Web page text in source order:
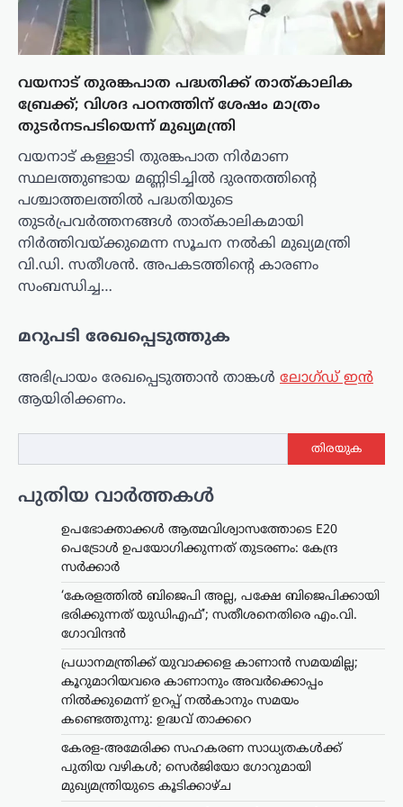
വയനാട് തുരങ്കപാത പദ്ധതിക്ക് താത്കാലിക
ബ്രേക്ക്; വിശദ പഠനത്തിന് ശേഷം മാത്രം
തുടർനടപടിയെന്ന് മുഖ്യമന്ത്രി
വയനാട് കള്ളാടി തുരങ്കപാത നിർമാണ
സ്ഥലത്തുണ്ടായ മണ്ണിടിച്ചിൽ ദുരന്തത്തിന്റെ
പശ്ചാത്തലത്തിൽ പദ്ധതിയുടെ
തുടർപ്രവർത്തനങ്ങൾ താത്കാലികമായി
നിർത്തിവയ്ക്കുമെന്ന സൂചന നൽകി മുഖ്യമന്ത്രി
വി.ഡി. സതീശൻ. അപകടത്തിന്റെ കാരണം
സംബന്ധിച്ച…
മറുപടി രേഖപ്പെടുത്തുക
അഭിപ്രായം രേഖപ്പെടുത്താ‍ൻ താങ്കൾ ലോഗ്ഡ് ഇൻ
ആയിരിക്കണം.
തിരയുക
പുതിയ വാർത്തകൾ
ഉപഭോക്താക്കൾ ആത്മവിശ്വാസത്തോടെ E20
പെട്രോൾ ഉപയോഗിക്കുന്നത് തുടരണം: കേന്ദ്ര
സർക്കാർ
‘കേരളത്തിൽ ബിജെപി അല്ല, പക്ഷേ ബിജെപിക്കായി
ഭരിക്കുന്നത് യുഡിഎഫ്’; സതീശനെതിരെ എം.വി.
ഗോവിന്ദൻ
പ്രധാനമന്ത്രിക്ക് യുവാക്കളെ കാണാൻ സമയമില്ല;
കൂറുമാറിയവരെ കാണാനും അവർക്കൊപ്പം
നിൽക്കുമെന്ന് ഉറപ്പ് നൽകാനും സമയം
കണ്ടെത്തുന്നു: ഉദ്ധവ് താക്കറെ
കേരള-അമേരിക്ക സഹകരണ സാധ്യതകൾക്ക്
പുതിയ വഴികൾ; സെർജിയോ ഗോറുമായി
മുഖ്യമന്ത്രിയുടെ കൂടിക്കാഴ്ച
ലേറ്റസ്റ്റ് ന്യൂസ്
വന്ദേമാതരം പൂർണമായി
ആലപിക്കേണ്ടതില്ല